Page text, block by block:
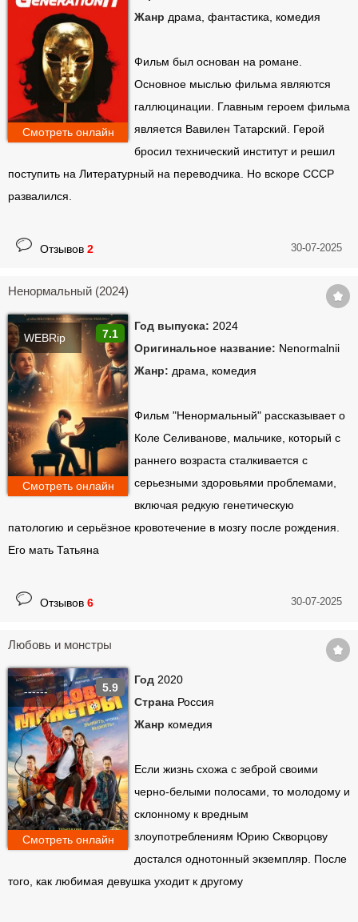
Жанр драма, фантастика, комедия
Фильм был основан на романе.
Основное мыслью фильма являются
галлюцинации. Главным героем фильма
является Вавилен Татарский. Герой
бросил технический институт и решил
поступить на Литературный на переводчика. Но вскоре СССР
развалился.
Смотреть онлайн
Отзывов 2 30-07-2025
Ненормальный (2024)
7.1
WEBRip
Год выпуска: 2024
Оригинальное название: Nenormalnii
Жанр: драма, комедия
Фильм "Ненормальный" рассказывает о
Коле Селиванове, мальчике, который с
раннего возраста сталкивается с
серьезными здоровьями проблемами,
включая редкую генетическую
патологию и серьёзное кровотечение в мозгу после рождения.
Его мать Татьяна
Смотреть онлайн
Отзывов 6 30-07-2025
Любовь и монстры
5.9
------
Год 2020
Страна Россия
Жанр комедия
Если жизнь схожа с зеброй своими
черно-белыми полосами, то молодому и
склонному к вредным
злоупотреблениям Юрию Скворцову
достался однотонный экземпляр. После
того, как любимая девушка уходит к другому
Смотреть онлайн